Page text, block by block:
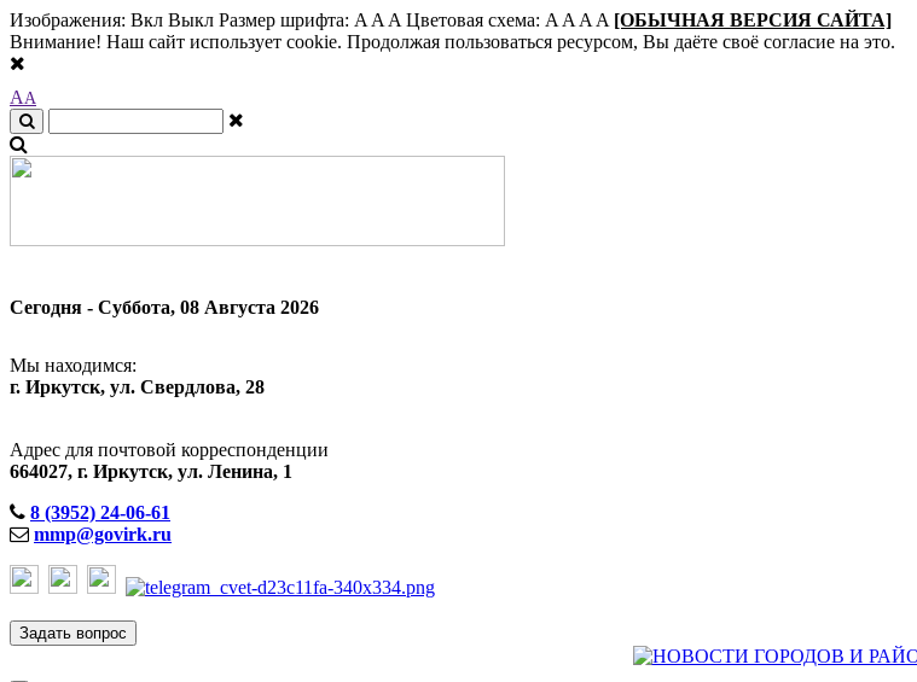
Изображения: Вкл Выкл Размер шрифта: A A A Цветовая схема: A A A A [ОБЫЧНАЯ ВЕРСИЯ САЙТА]
Внимание! Наш сайт использует cookie. Продолжая пользоваться ресурсом, Вы даёте своё согласие на это.
AA
Сегодня - Суббота, 08 Августа 2026
Мы находимся:
г. Иркутск, ул. Свердлова, 28
Адрес для почтовой корреспонденции
664027, г. Иркутск, ул. Ленина, 1
8 (3952) 24-06-61
mmp@govirk.ru
Задать вопрос